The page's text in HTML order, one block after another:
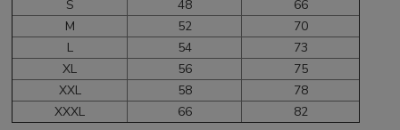
S
48
66
M
52
70
L
54
73
XL
56
75
XXL
58
78
XXXL
66 82